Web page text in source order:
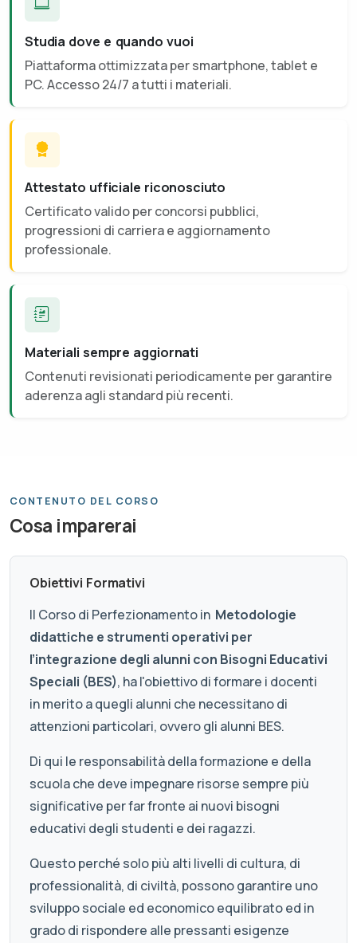
Studia dove e quando vuoi
Piattaforma ottimizzata per smartphone, tablet e
PC. Accesso 24/7 a tutti i materiali.
Attestato ufficiale riconosciuto
Certificato valido per concorsi pubblici,
progressioni di carriera e aggiornamento
professionale.
Materiali sempre aggiornati
Contenuti revisionati periodicamente per garantire
aderenza agli standard più recenti.
CONTENUTO DEL CORSO
Cosa imparerai
Obiettivi Formativi
Il Corso di Perfezionamento in Metodologie
didattiche e strumenti operativi per
l’integrazione degli alunni con Bisogni Educativi
Speciali (BES), ha l'obiettivo di formare i docenti
in merito a quegli alunni che necessitano di
attenzioni particolari, ovvero gli alunni BES.
Di qui le responsabilità della formazione e della
scuola che deve impegnare risorse sempre più
significative per far fronte ai nuovi bisogni
educativi degli studenti e dei ragazzi.
Questo perché solo più alti livelli di cultura, di
professionalità, di civiltà, possono garantire uno
sviluppo sociale ed economico equilibrato ed in
grado di rispondere alle pressanti esigenze